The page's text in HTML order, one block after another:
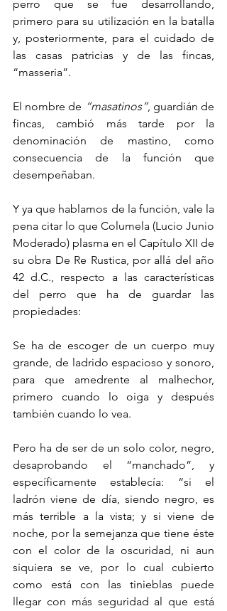
perro que se fue desarrollando,
primero para su utilización en la batalla
y, posteriormente, para el cuidado de
las casas patricias y de las fincas,
“masseria”.
El nombre de “masatinos”, guardián de
fincas, cambió más tarde por la
denominación de mastino, como
consecuencia de la función que
desempeñaban.
Y ya que hablamos de la función, vale la
pena citar lo que Columela (Lucio Junio
Moderado) plasma en el Capítulo XII de
su obra De Re Rustica, por allá del año
42 d.C., respecto a las características
del perro que ha de guardar las
propiedades:
Se ha de escoger de un cuerpo muy
grande, de ladrido espacioso y sonoro,
para que amedrente al malhechor,
primero cuando lo oiga y después
también cuando lo vea.
Pero ha de ser de un solo color, negro,
desaprobando el “manchado”, y
específicamente establecía: “si el
ladrón viene de día, siendo negro, es
más terrible a la vista; y si viene de
noche, por la semejanza que tiene éste
con el color de la oscuridad, ni aun
siquiera se ve, por lo cual cubierto
como está con las tinieblas puede
llegar con más seguridad al que está